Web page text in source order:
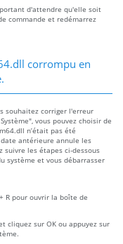
d'attendre qu'elle soit
commande et redémarrez
corrompu en
souhaitez corriger l'erreur
vous pouvez choisir de
n’était pas été
antérieure annule les
suivre les étapes ci-dessous
système et vous débarrasser
R pour ouvrir la boîte de
cliquez sur OK ou appuyez sur